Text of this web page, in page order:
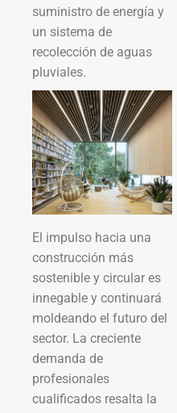
suministro de energía y
un sistema de
recolección de aguas
pluviales.
El impulso hacia una
construcción más
sostenible y circular es
innegable y continuará
moldeando el futuro del
sector. La creciente
demanda de
profesionales
cualificados resalta la